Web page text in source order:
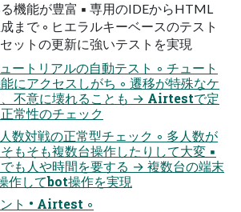
機能が豊富 ▪ 専用のIDEからHTML
まで ◦ ヒエラルキーベースのテスト
ットの更新に強いテストを実現
ートリアルの自動テスト ◦ チュート
にアクセスしがち ◦ 遷移が特殊なケ
、不意に壊れることも → Airtestで定
常性のチェック
数対戦の正常型チェック ◦ 多人数が
もそも複数台操作したりして大変 ▪
も人や時間を要する → 複数台の端末
作してbot操作を実現
ト • Airtest ◦